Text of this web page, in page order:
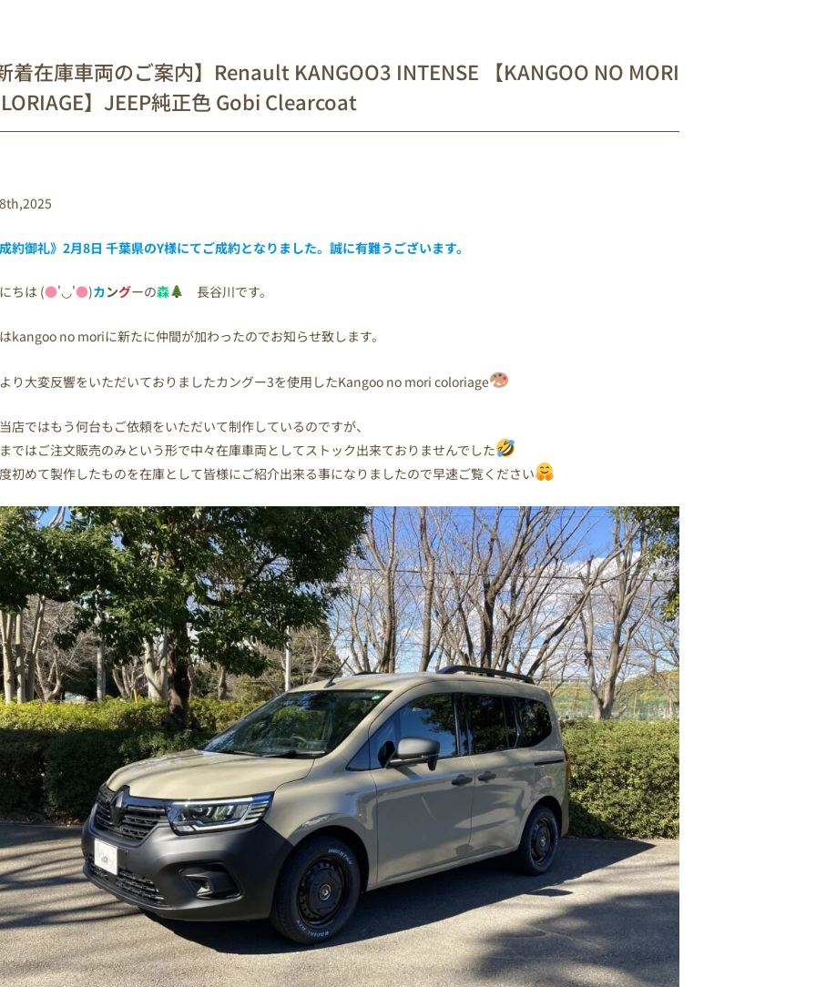
着在庫車両のご案内】Renault KANGOO3 INTENSE 【KANGOO NO MORI
】JEEP純正色 Gobi Clearcoat
約御礼》2月8日 千葉県のY様にてご成約となりました。誠に有難うございます。
ちは (●'◡'●)カングーの森 長谷川です。
kangoo no moriに新たに仲間が加わったのでお知らせ致します。
り大変反響をいただいておりましたカングー3を使用したKangoo no mori coloriage
店ではもう何台もご依頼をいただいて制作しているのですが、
ではご注文販売のみという形で中々在庫車両としてストック出来ておりませんでした
初めて製作したものを在庫として皆様にご紹介出来る事になりましたので早速ご覧ください